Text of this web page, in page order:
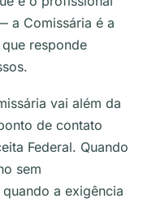
a Comissária é a
responde
vai além da
de contato
Federal. Quando
sem
a exigência